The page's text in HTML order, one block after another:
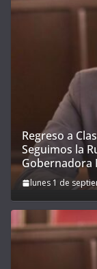
Regreso a
Seguimos la
Gobernadora
lunes 1 de